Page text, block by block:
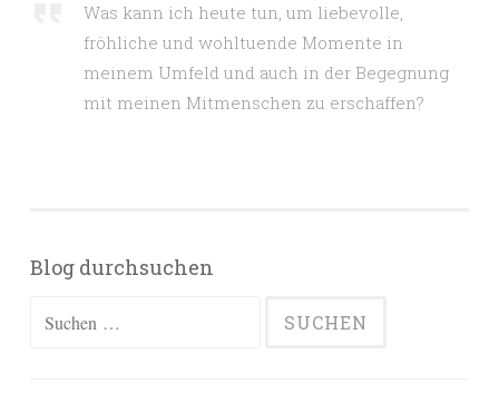
Was kann ich heute tun, um liebevolle,
fröhliche und wohltuende Momente in
meinem Umfeld und auch in der Begegnung
mit meinen Mitmenschen zu erschaffen?
Blog durchsuchen
Suchen